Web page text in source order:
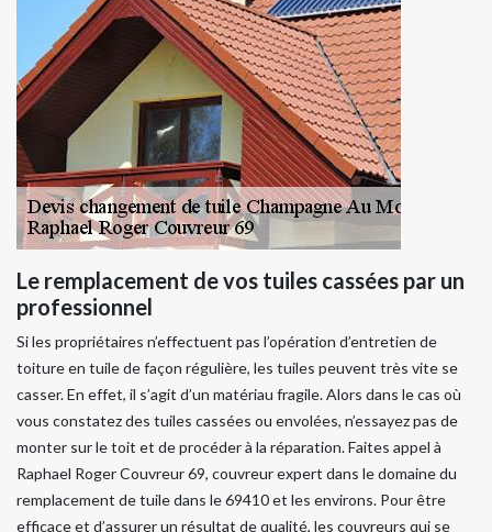
Le remplacement de vos tuiles cassées par un
professionnel
Si les propriétaires n’effectuent pas l’opération d’entretien de
toiture en tuile de façon régulière, les tuiles peuvent très vite se
casser. En effet, il s’agit d’un matériau fragile. Alors dans le cas où
vous constatez des tuiles cassées ou envolées, n’essayez pas de
monter sur le toit et de procéder à la réparation. Faites appel à
Raphael Roger Couvreur 69, couvreur expert dans le domaine du
remplacement de tuile dans le 69410 et les environs. Pour être
efficace et d’assurer un résultat de qualité, les couvreurs qui se